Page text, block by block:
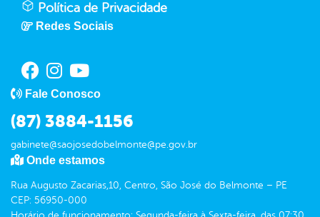
Política de Privacidade
Redes Sociais
Fale Conosco
(87) 3884-1156
gabinete@saojosedobelmonte@pe.gov.br
Onde estamos
Rua Augusto Zacarias,10, Centro, São José do Belmonte – PE
CEP: 56950-000